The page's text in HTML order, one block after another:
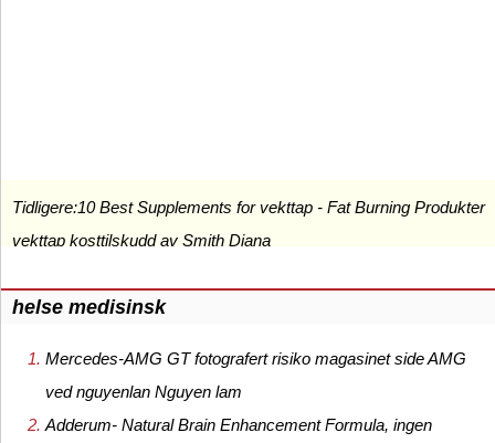
Tidligere:10 Best Supplements for vekttap - Fat Burning Produkter
vekttap kosttilskudd av Smith Diana
helse medisinsk
Mercedes-AMG GT fotografert risiko magasinet side AMG
ved nguyenlan Nguyen lam
Adderum- Natural Brain Enhancement Formula, ingen